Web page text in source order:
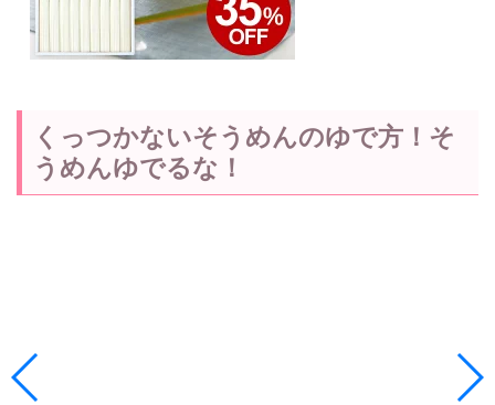
くっつかないそうめんのゆで方！そ
うめんゆでるな！